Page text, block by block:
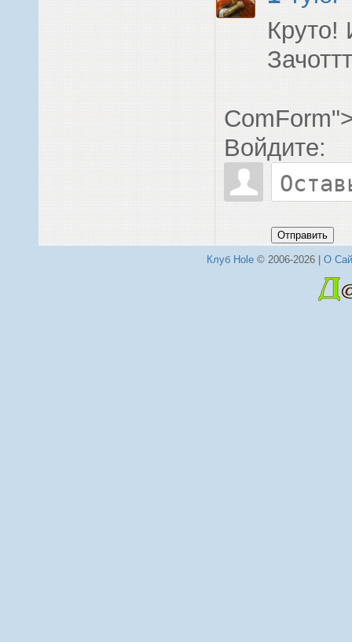
Круто!
Войдите:
Отправить
Клуб Hole© 2006-2026 | О